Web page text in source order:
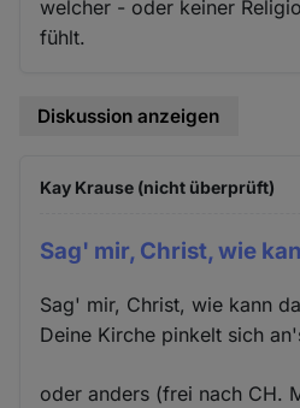
welcher - oder keiner
fühlt.
Diskussion anzeigen
Kay Krause (nicht überprüft)
Sag' mir, Christ, wie
Sag' mir, Christ, wie kann
Deine Kirche pinkelt sich
oder anders (frei nach CH.